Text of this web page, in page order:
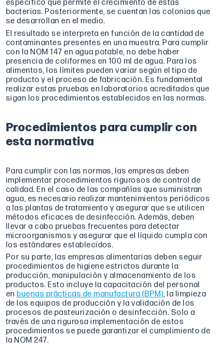
específico que permite el crecimiento de estas
bacterias. Posteriormente, se cuentan las colonias que
se desarrollan en el medio.
El resultado se interpreta en función de la cantidad de
contaminantes presentes en una muestra. Para cumplir
con la NOM 147 en agua potable, no debe haber
presencia de coliformes en 100 ml de agua. Para los
alimentos, los límites pueden variar según el tipo de
producto y el proceso de fabricación. Es fundamental
realizar estas pruebas en laboratorios acreditados que
sigan los procedimientos establecidos en las normas.
Procedimientos para cumplir con
esta normativa
Para cumplir con las normas, las empresas deben
implementar procedimientos rigurosos de control de
calidad. En el caso de las compañías que suministran
agua, es necesario realizar mantenimientos periódicos
a las plantas de tratamiento y asegurar que se utilicen
métodos eficaces de desinfección. Además, deben
llevar a cabo pruebas frecuentes para detectar
microorganismos y asegurar que el líquido cumpla con
los estándares establecidos.
Por su parte, las empresas alimentarias deben seguir
procedimientos de higiene estrictos durante la
producción, manipulación y almacenamiento de los
productos. Esto incluye la capacitación del personal
en buenas prácticas de manufactura (BPM), la limpieza
de los equipos de producción y la validación de los
procesos de pasteurización o desinfección. Solo a
través de una rigurosa implementación de estos
procedimientos se puede garantizar el cumplimiento de
la NOM 247.